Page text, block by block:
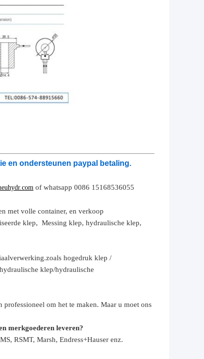
en ondersteunen paypal betaling.
of whatsapp 0086 15168536055
met volle container, en verkoop
klep, Messing klep, hydraulische klep,
zoals hogedruk klep /
klep/hydraulische
om het te maken. Maar u moet ons
merkgoederen leveren?
RSMT, Marsh, Endress+Hauser enz.